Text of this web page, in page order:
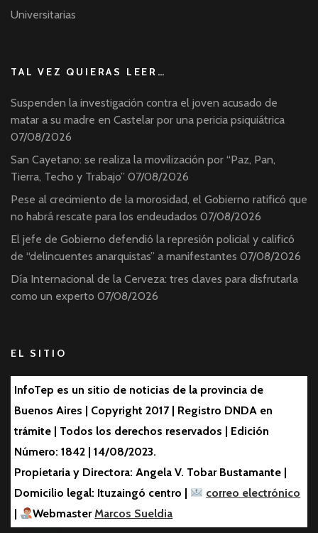
Universitarias
TAL VEZ QUIERAS LEER…
Suspenden la investigación contra el joven acusado de
matar a su madre en Castelar por una pericia psiquiátrica
07/08/2026
San Cayetano: se realiza la movilización por “Paz, Pan,
Tierra, Techo y Trabajo” 07/08/2026
Pese al crecimiento de la morosidad, el Gobierno ratificó que
no habrá rescate para los endeudados 07/08/2026
El jefe de Gobierno defendió la represión policial y calificó
de “delincuentes anarquistas” a manifestantes 07/08/2026
Día Internacional de la Cerveza: tres claves para disfrutarla
como un experto 07/08/2026
EL SITIO
InfoTep es un sitio de noticias de la provincia de
Buenos Aires | Copyright 2017 | Registro DNDA en
trámite | Todos los derechos reservados | Edición
Número: 1842 | 14/08/2023.
Propietaria y Directora: Angela V. Tobar Bustamante |
Domicilio legal: Ituzaingó centro |
correo electrónico
WebmasterMarcos Sueldia